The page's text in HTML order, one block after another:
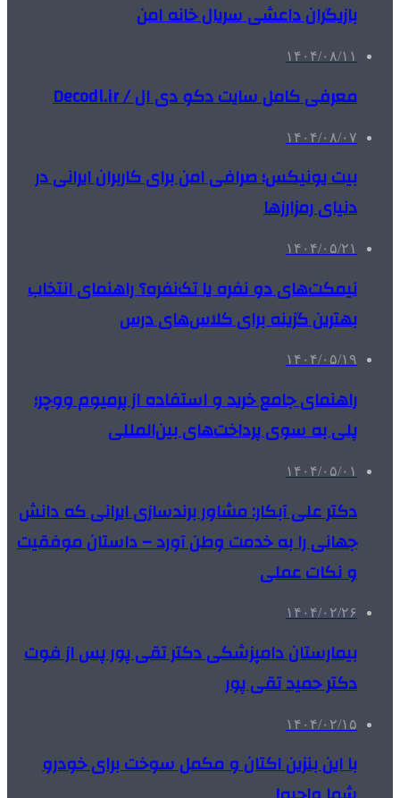
بازیگران داعشی سریال خانه امن
۱۴۰۴/۰۸/۱۱
معرفی کامل سایت دکو دی ال / Decodl.ir
۱۴۰۴/۰۸/۰۷
بیت یونیکس؛ صرافی امن برای کاربران ایرانی در
دنیای رمزارزها
۱۴۰۴/۰۵/۲۱
نیمکت‌های دو نفره یا تک‌نفره؟ راهنمای انتخاب
بهترین گزینه برای کلاس‌های درس
۱۴۰۴/۰۵/۱۹
راهنمای جامع خرید و استفاده از پرمیوم ووچر؛
پلی به سوی پرداخت‌های بین‌المللی
۱۴۰۴/۰۵/۰۱
دکتر علی آبکار: مشاور برندسازی ایرانی که دانش
جهانی را به خدمت وطن آورد – داستان موفقیت
و نکات عملی
۱۴۰۴/۰۲/۲۶
بیمارستان دامپزشکی دکتر تقی پور پس از فوت
دکتر حمید تقی پور
۱۴۰۴/۰۲/۱۵
با این بنزین اکتان و مکمل سوخت برای خودرو